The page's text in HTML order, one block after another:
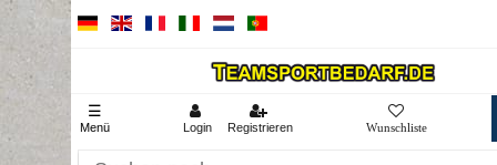
☰
Menü Login Registrieren